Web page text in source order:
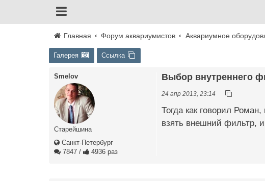
Главная Форум аквариумистов Аквариумное
Галерея Ссылка
Smelov
Старейшина
Санкт-Петербург
7847 / 4936 раз
Выбор внутреннего
24 апр 2013, 23:14
Тогда как говорил
взять внешний фильтр,